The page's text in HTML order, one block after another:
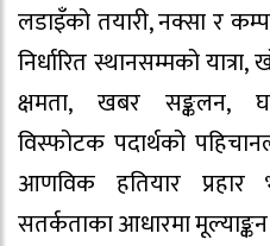
लडाइँको तयारी, नक्सा र
निर्धारित स्थानसम्मको
क्षमता, खबर सङ्कलन,
विस्फोटक पदार्थको
आणविक हतियार प्रहार
सतर्कताका आधारमा